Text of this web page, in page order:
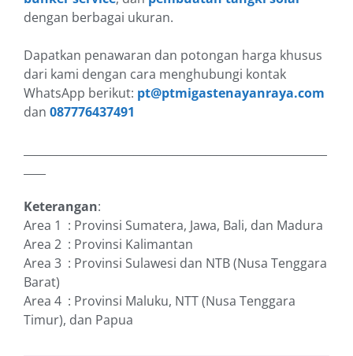
dengan berbagai ukuran.
Dapatkan penawaran dan potongan harga khusus
dari kami dengan cara menghubungi kontak
WhatsApp berikut: pt@ptmigastenayanraya.com
dan 087776437491
Keterangan:
Area 1 : Provinsi Sumatera, Jawa, Bali, dan Madura
Area 2 : Provinsi Kalimantan
Area 3 : Provinsi Sulawesi dan NTB (Nusa Tenggara
Barat)
Area 4 : Provinsi Maluku, NTT (Nusa Tenggara
Timur), dan Papua